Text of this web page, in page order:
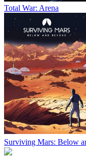
Total War: Arena
Surviving Mars: Below